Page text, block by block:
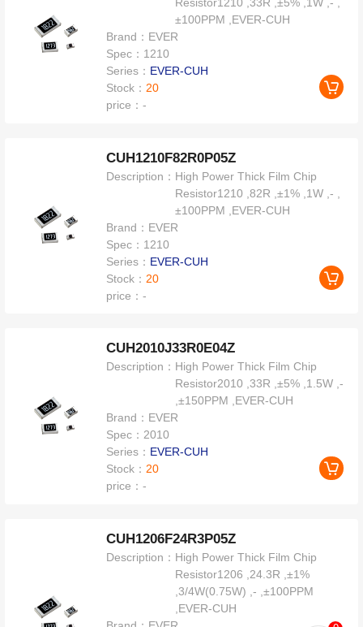
±100PPM ,EVER-CUH
Brand： EVER
Spec： 1210
Series： EVER-CUH
Stock： 20
price：-
CUH1210F82R0P05Z
Description： High Power Thick Film Chip
Resistor1210 ,82R ,±1% ,1W ,- ,
±100PPM ,EVER-CUH
Brand： EVER
Spec： 1210
Series： EVER-CUH
Stock： 20
price：-
CUH2010J33R0E04Z
Description： High Power Thick Film Chip
Resistor2010 ,33R ,±5% ,1.5W ,-
,±150PPM ,EVER-CUH
Brand： EVER
Spec：2010
Series： EVER-CUH
Stock：20
price：-
CUH1206F24R3P05Z
Description： High Power Thick Film Chip
Resistor1206 ,24.3R ,±1%
,3/4W(0.75W) ,- ,±100PPM
,EVER-CUH